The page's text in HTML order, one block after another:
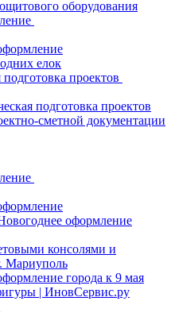
оборудования
елок
проектов
подготовка проектов
сметной документации
оформление
консолями и
Мариуполь
города к 9 мая
| ИновСервис.ру